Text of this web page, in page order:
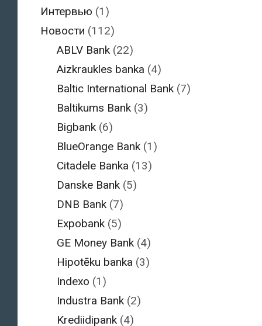
Интервью (1)
Новости (112)
ABLV Bank (22)
Aizkraukles banka (4)
Baltic International Bank (7)
Baltikums Bank (3)
Bigbank (6)
BlueOrange Bank (1)
Citadele Banka (13)
Danske Bank (5)
DNB Bank (7)
Expobank (5)
GE Money Bank (4)
Hipotēku banka (3)
Indexo (1)
Industra Bank (2)
Krediidipank (4)